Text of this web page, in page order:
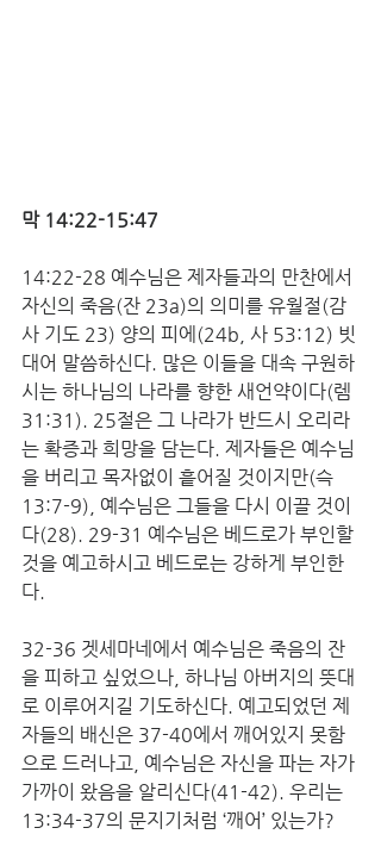
막 14:22-15:47
14:22-28 예수님은 제자들과의 만찬에서
자신의 죽음(잔 23a)의 의미를 유월절(감
사 기도 23) 양의 피에(24b, 사 53:12) 빗
대어 말씀하신다. 많은 이들을 대속 구원하
시는 하나님의 나라를 향한 새언약이다(렘
31:31). 25절은 그 나라가 반드시 오리라
는 확증과 희망을 담는다. 제자들은 예수님
을 버리고 목자없이 흩어질 것이지만(슥
13:7-9), 예수님은 그들을 다시 이끌 것이
다(28). 29-31 예수님은 베드로가 부인할
것을 예고하시고 베드로는 강하게 부인한
다.
32-36 겟세마네에서 예수님은 죽음의 잔
을 피하고 싶었으나, 하나님 아버지의 뜻대
로 이루어지길 기도하신다. 예고되었던 제
자들의 배신은 37-40에서 깨어있지 못함
으로 드러나고, 예수님은 자신을 파는 자가
가까이 왔음을 알리신다(41-42). 우리는
13:34-37의 문지기처럼 ‘깨어’ 있는가?